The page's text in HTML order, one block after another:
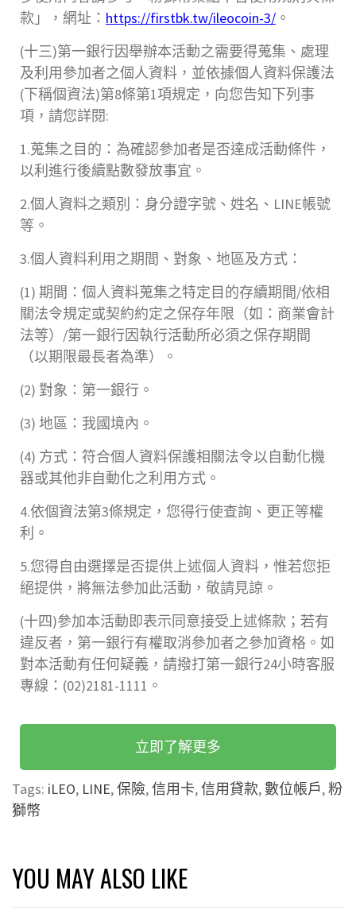
款」，網址： https://firstbk.tw/ileocoin-3/ 。
(十三)第一銀行因舉辦本活動之需要得蒐集、處理
及利用參加者之個人資料，並依據個人資料保護法
(下稱個資法)第8條第1項規定，向您告知下列事
項，請您詳閱:
1.蒐集之目的：為確認參加者是否達成活動條件，
以利進行後續點數發放事宜。
2.個人資料之類別：身分證字號、姓名、LINE帳號
等。
3.個人資料利用之期間、對象、地區及方式：
(1) 期間：個人資料蒐集之特定目的存續期間/依相
關法令規定或契約約定之保存年限（如：商業會計
法等）/第一銀行因執行活動所必須之保存期間
（以期限最長者為準）。
(2) 對象：第一銀行。
(3) 地區：我國境內。
(4) 方式：符合個人資料保護相關法令以自動化機
器或其他非自動化之利用方式。
4.依個資法第3條規定，您得行使查詢、更正等權
利。
5.您得自由選擇是否提供上述個人資料，惟若您拒
絕提供，將無法參加此活動，敬請見諒。
(十四)參加本活動即表示同意接受上述條款；若有
違反者，第一銀行有權取消參加者之參加資格。如
對本活動有任何疑義，請撥打第一銀行24小時客服
專線：(02)2181-1111。
立即了解更多
Tags: iLEO, LINE,保險,信用卡,信用貸款,數位帳戶,粉
獅幣
YOU MAY ALSO LIKE